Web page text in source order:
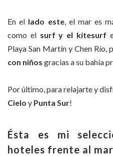
En el lado este, el mar es
como el surf y el kitesurf
Playa San Martín y Chen Río,
con niños gracias a su bahía
Por último, para relajarte y
Cielo y Punta Sur!
Ésta es mi
hoteles frente al